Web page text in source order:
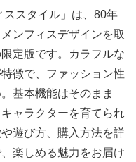
ススタイル」は、80年
ンフィスデザインを取
定版です。カラフルな
徴で、ファッション性
基本機能はそのまま
ャラクターを育てられ
遊び方、購入方法を詳
楽しめる魅力をお届け